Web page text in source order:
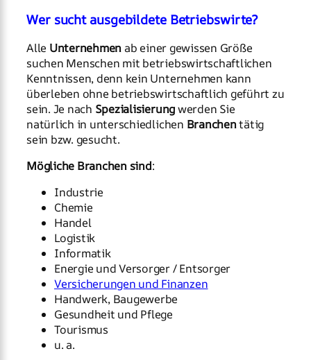
Wer sucht ausgebildete Betriebswirte?
Alle Unternehmenab einer gewissen Größe
suchen Menschen mit betriebswirtschaftlichen
Kenntnissen, denn kein Unternehmen kann
überleben ohne betriebswirtschaftlich geführt zu
sein. Je nach Spezialisierungwerden Sie
natürlich in unterschiedlichen Branchentätig
sein bzw. gesucht.
Mögliche Branchen sind:
Industrie
Chemie
Handel
Logistik
Informatik
Energie und Versorger / Entsorger
Versicherungen und Finanzen
Handwerk, Baugewerbe
Gesundheit und Pflege
Tourismus
u. a.